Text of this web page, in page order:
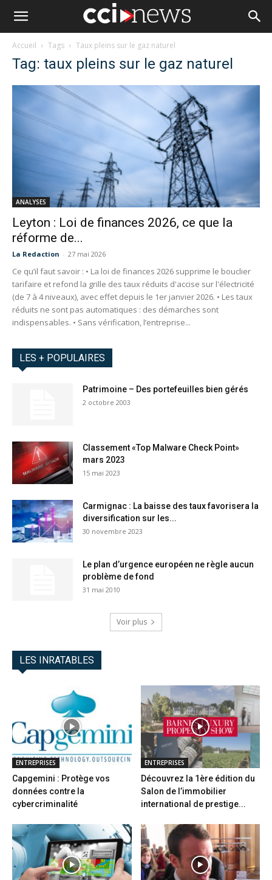
Accueil Tags Taux pleins sur le gaz naturel
Tag: taux pleins sur le gaz naturel
ANALYSES
Leyton : Loi de finances 2026, ce que la
réforme de...
La Redaction - 27 mai 2026
Ce qu’il faut savoir : • La loi de finances 2026 supprime le bouclier
tarifaire et refond la grille des taux réduits d'accise sur l'électricité
(de 7 à 4 niveaux), avec effet depuis le 1er janvier 2026. • Les taux
réduits ne sont pas automatiques : des démarches sont
indispensables. • Sans vérification, l’entreprise...
LES + POPULAIRES
Patrimoine – Des portefeuilles bien gérés
2 octobre 2003
Classement «Top Malware Check Point»
mars 2023
15 mai 2023
Carmignac : La baisse des taux favorisera la
diversification sur les...
30 novembre 2023
Le plan d’urgence européen ne règle aucun
problème de fond
31 mai 2010
Voir plus
LES INRATABLES
ENTREPRISES
Capgemini : Protège vos
données contre la
cybercriminalité
ENTREPRISES
Découvrez la 1ère édition du
Salon de l’immobilier
international de prestige...